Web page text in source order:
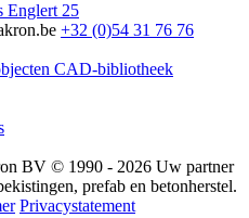
Englert 25
+32 (0)54 31 76 76
CAD-bibliotheek
BV © 1990 - 2026 Uw partner
prefab en betonherstel.
Privacystatement